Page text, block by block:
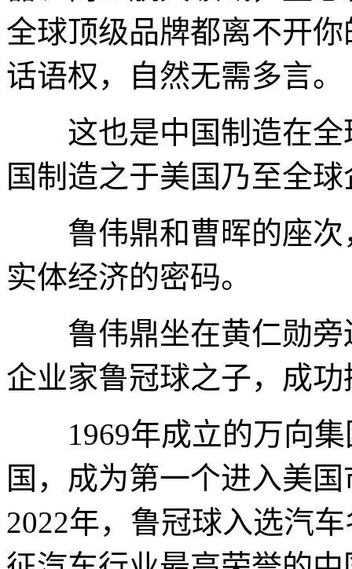
全球顶级品牌都离不开
话语权，自然无需多言。
这也是中国制造在全
国制造之于美国乃至全
鲁伟鼎和曹晖的座次
实体经济的密码。
鲁伟鼎坐在黄仁勋旁
企业家鲁冠球之子，成
1969年成立的万向集
国，成为第一个进入美
2022年，鲁冠球入选汽